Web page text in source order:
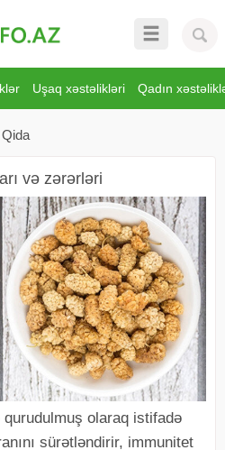
Uşaq xəstəlikləri Qadın
və zərərləri
olaraq istifadə
sürətləndirir, immunitet